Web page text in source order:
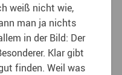
weiß nicht wie,
man ja nichts
in der Bild: Der
Klar gibt
finden. Weil was